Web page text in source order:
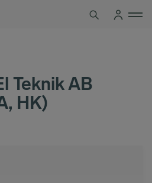
Teknik AB
HK)